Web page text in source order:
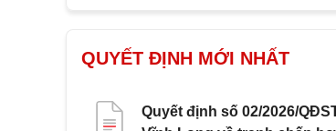
QUYẾT ĐỊNH MỚI NHẤT
Quyết định số 02/2026/